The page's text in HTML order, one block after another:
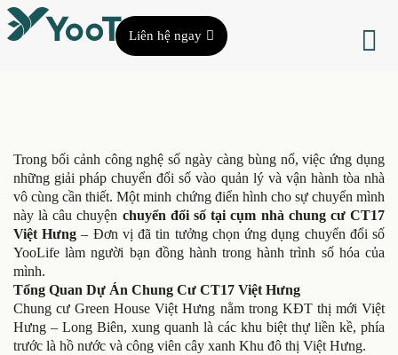
Liên hệ ngay
Trong bối cảnh công nghệ số ngày càng bùng nổ, việc ứng dụng
những giải pháp chuyển đổi số vào quản lý và vận hành tòa nhà
vô cùng cần thiết. Một minh chứng điển hình cho sự chuyển mình
này là câu chuyện chuyển đổi số tại cụm nhà chung cư CT17
Việt Hưng – Đơn vị đã tin tưởng chọn ứng dụng chuyển đổi số
YooLife làm người bạn đồng hành trong hành trình số hóa của
mình.
Tổng Quan Dự Án Chung Cư CT17 Việt Hưng
Chung cư Green House Việt Hưng nằm trong KĐT thị mới Việt
Hưng – Long Biên, xung quanh là các khu biệt thự liền kề, phía
trước là hồ nước và công viên cây xanh Khu đô thị Việt Hưng.